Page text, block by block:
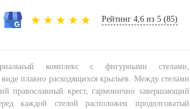
Рейтинг 4,6 из 5 (85)
комплекс с фигурными стелами,
плавно расходящихся крыльев. Между стелами
православный крест, гармонично завершающий
каждой стелой расположен продолговатый